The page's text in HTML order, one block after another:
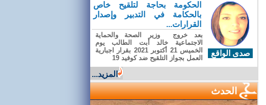
صدى الواقع
الحكومة بحاجة لتلقيح خاص
بالحكامة في التدبير وإصدار
القرارات...
بعد خروج وزير الصحة والحماية
الاجتماعية خالد أبت الطالب يوم
الخميس 21 أكتوبر 2021 بقرار اجبارية
العمل بجواز التلقيح ضد كوفيد 19
المزيد...
الحدث